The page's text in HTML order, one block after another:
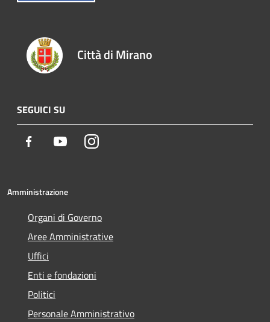
Città di Mirano
SEGUICI SU
Facebook YoutubeInstagram
Amministrazione
Organi di Governo
Aree Amministrative
Uffici
Enti e fondazioni
Politici
Personale Amministrativo